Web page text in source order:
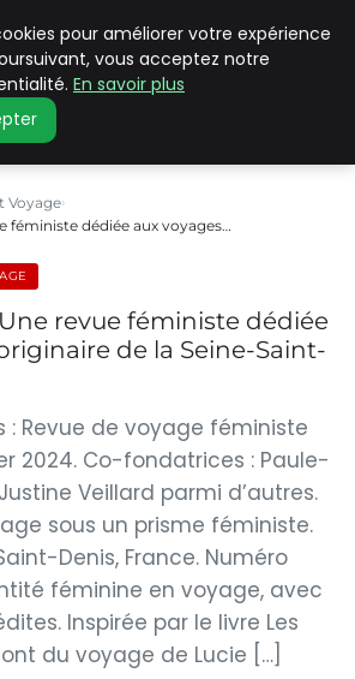
Voyage
féministe dédiée aux voyages…
Une revue féministe dédiée
de la Seine-Saint-
: Revue de voyage féministe
2024. Co-fondatrices : Paule-
Veillard parmi d’autres.
sous un prisme féministe.
Denis, France. Numéro
féminine en voyage, avec
Inspirée par le livre Les
du voyage de Lucie […]
pour améliorer votre expérience
vous acceptez notre
En savoir plus